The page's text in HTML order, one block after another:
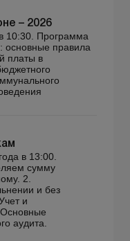
– 2026
10:30. Программа
основные правила
платы в
в 13:00.
сумму
2.
и без
и
аудита.